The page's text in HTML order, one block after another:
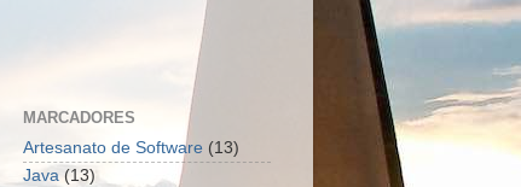
MARCADORES
Artesanato de Software (13)
Java (13)